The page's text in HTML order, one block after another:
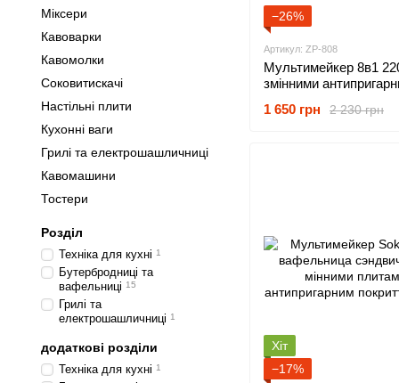
−26%
Артикул: ZP-808
Мультимейкер 8в1
змінними
сендвічів, гриля,
2 230 грн
1 650 грн
Хіт
−17%
Міксери
Кавоварки
Кавомолки
Соковитискачі
Настільні плити
Кухонні ваги
Грилі та електрошашличниці
Кавомашини
Тостери
Розділ
Техніка для кухні 1
Бутербродниці та
вафельниці 15
Грилі та
електрошашличниці 1
додаткові розділи
Техніка для кухні 1